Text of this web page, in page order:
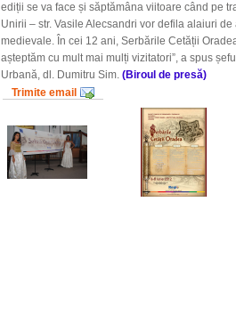
ediții se va face și săptămâna viitoare când pe
Unirii – str. Vasile Alecsandri vor defila alaiuri
medievale. În cei 12 ani, Serbările Cetății
așteptăm cu mult mai mulți vizitatori”, a spus
Urbană, dl. Dumitru Sim. (Biroul de presă)
Trimite email